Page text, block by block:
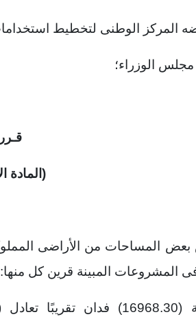
المركز الوطنى لتخطيط
الوزراء؛
(المادة
المساحات من الأراضى
المشروعات المبينة قرين كل منها: